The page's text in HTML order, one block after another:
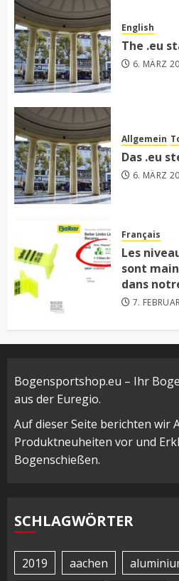
English
The .eu
6. MÄRZ
Allgemein
Das .eu
6. MÄRZ
Français
Les
sont
dans
7.
Bogensportshop.eu – Ihr
aus der Euregio.
Auf dieser Seite berichten wir
Produktneuheiten vor und
Bogenschießen.
SCHLAGWÖRTER
2019 aachen